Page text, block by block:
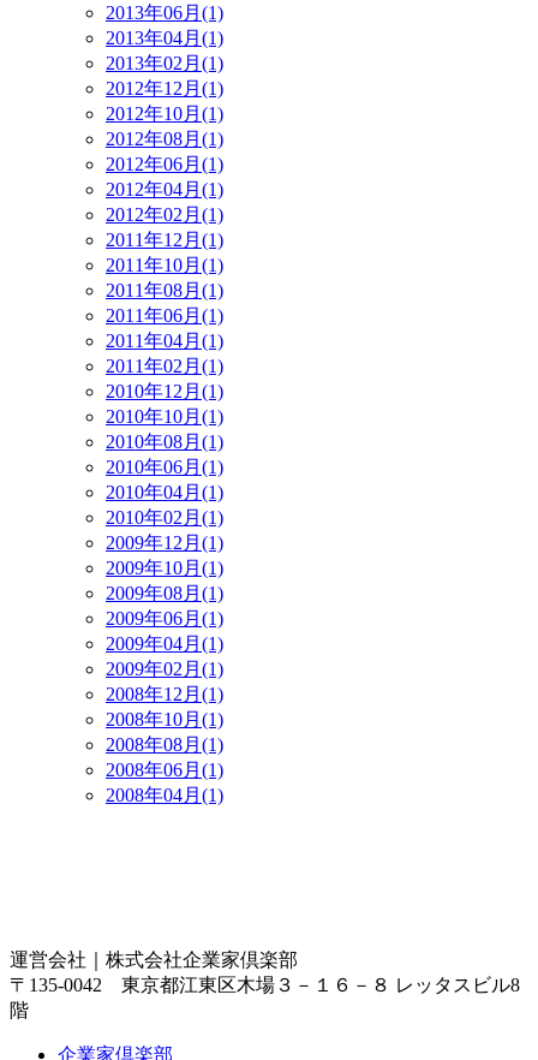
2013年06月(1)
2013年04月(1)
2013年02月(1)
2012年12月(1)
2012年10月(1)
2012年08月(1)
2012年06月(1)
2012年04月(1)
2012年02月(1)
2011年12月(1)
2011年10月(1)
2011年08月(1)
2011年06月(1)
2011年04月(1)
2011年02月(1)
2010年12月(1)
2010年10月(1)
2010年08月(1)
2010年06月(1)
2010年04月(1)
2010年02月(1)
2009年12月(1)
2009年10月(1)
2009年08月(1)
2009年06月(1)
2009年04月(1)
2009年02月(1)
2008年12月(1)
2008年10月(1)
2008年08月(1)
2008年06月(1)
2008年04月(1)
運営会社｜ 株式会社企業家倶楽部
〒135-0042 東京都江東区木場３－１６－８ レッタスビル8
階
企業家倶楽部